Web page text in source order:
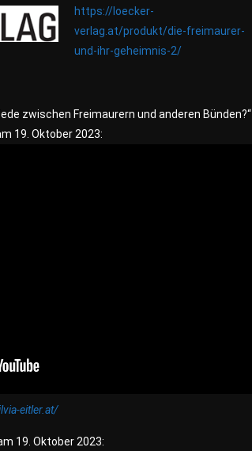
https://loecker-
verlag.at/produkt/die-freimaurer-
und-ihr-geheimnis-2/
zwischen Freimaurern und anderen Bünden?“
19. Oktober 2023:
eitler.at/
19. Oktober 2023: